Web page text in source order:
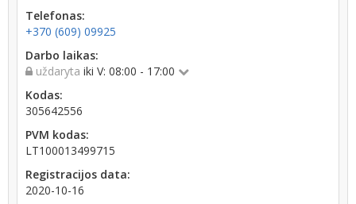
Telefonas:
+370 (609) 09925
Darbo laikas:
uždaryta iki V: 08:00 - 17:00
Kodas:
305642556
PVM kodas:
LT100013499715
Registracijos data:
2020-10-16